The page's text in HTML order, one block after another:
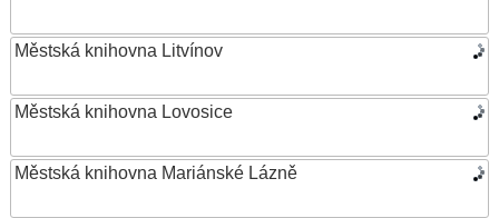
Městská knihovna Litvínov
Městská knihovna Lovosice
Městská knihovna Mariánské Lázně